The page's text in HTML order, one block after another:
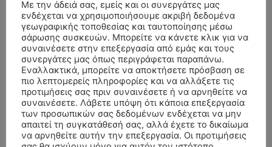
ΣΥΛΛΥΠΗΤΗΡΙΑ ΜΗΝΥΜΑΤΑ
ΠΑΝΑΓΙΩΤΗΣ IΩΑΚΕΙΜΙΔΗΣεπίΚΗΔΕΙΑ – ΔΕΥΤΕΡΑ 3/8/2026 –
ΣΠΥΡΙΔΟΥΛΑ Γ. ΣΕΪΤΑΝΙΔΟΥ ΕΤΩΝ 91
Με την άδειά σας, εμείς και οι συνεργάτες μας
ενδέχεται να χρησιμοποιήσουμε ακριβή δεδομένα
γεωγραφικής τοποθεσίας και ταυτοποίησης μέσω
σάρωσης συσκευών. Μπορείτε να κάνετε κλικ για να
συναινέσετε στην επεξεργασία από εμάς και τους
συνεργάτες μας όπως περιγράφεται παραπάνω.
Εναλλακτικά, μπορείτε να αποκτήσετε πρόσβαση σε
πιο λεπτομερείς πληροφορίες και να αλλάξετε τις
προτιμήσεις σας πριν συναινέσετε ή να αρνηθείτε να
συναινέσετε. Λάβετε υπόψη ότι κάποια επεξεργασία
των προσωπικών σας δεδομένων ενδέχεται να μην
απαιτεί τη συγκατάθεσή σας, αλλά έχετε το δικαίωμα
να αρνηθείτε αυτήν την επεξεργασία. Οι προτιμήσεις